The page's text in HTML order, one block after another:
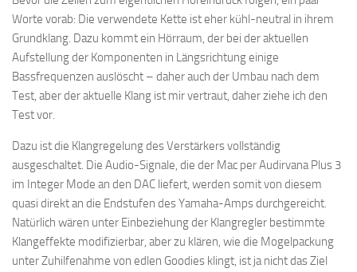
Worte vorab: Die verwendete Kette ist eher kühl-neutral in ihrem
Grundklang. Dazu kommt ein Hörraum, der bei der aktuellen
Aufstellung der Komponenten in Längsrichtung einige
Bassfrequenzen auslöscht – daher auch der Umbau nach dem
Test, aber der aktuelle Klang ist mir vertraut, daher ziehe ich den
Test vor.
Dazu ist die Klangregelung des Verstärkers vollständig
ausgeschaltet. Die Audio-Signale, die der Mac per Audirvana Plus 3
im Integer Mode an den DAC liefert, werden somit von diesem
quasi direkt an die Endstufen des Yamaha-Amps durchgereicht.
Natürlich wären unter Einbeziehung der Klangregler bestimmte
Klangeffekte modifizierbar, aber zu klären, wie die Mogelpackung
unter Zuhilfenahme von edlen Goodies klingt, ist ja nicht das Ziel